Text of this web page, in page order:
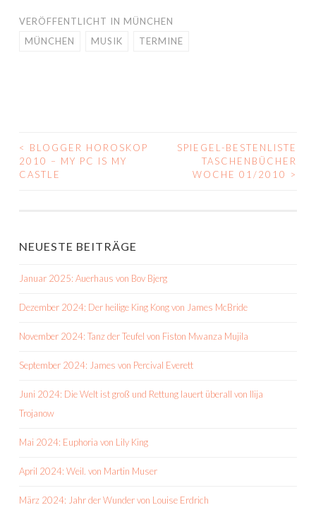
VERÖFFENTLICHT IN MÜNCHEN
MÜNCHEN
MUSIK TERMINE
BEITRAGS-
NAVIGATION
<
BLOGGER HOROSKOP
2010 – MY PC IS MY
CASTLE
SPIEGEL-BESTENLISTE
TASCHENBÜCHER
WOCHE 01/2010
>
NEUESTE BEITRÄGE
Januar 2025: Auerhaus von Bov Bjerg
Dezember 2024: Der heilige King Kong von James McBride
November 2024: Tanz der Teufel von Fiston Mwanza Mujila
September 2024: James von Percival Everett
Juni 2024: Die Welt ist groß und Rettung lauert überall von Ilija
Trojanow
Mai 2024: Euphoria von Lily King
April 2024: Weil. von Martin Muser
März 2024: Jahr der Wunder von Louise Erdrich